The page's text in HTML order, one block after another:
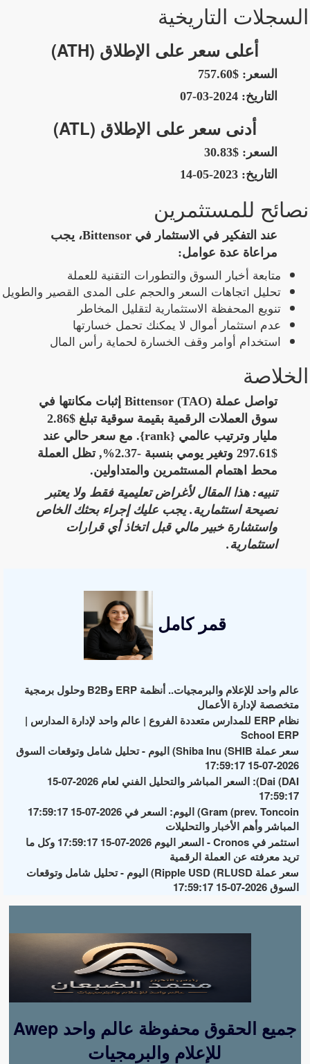
السجلات التاريخية
أعلى سعر على الإطلاق (ATH)
السعر: $757.60
التاريخ: 2024-03-07
أدنى سعر على الإطلاق (ATL)
السعر: $30.83
التاريخ: 2023-05-14
نصائح للمستثمرين
عند التفكير في الاستثمار في Bittensor، يجب
مراعاة عدة عوامل:
متابعة أخبار السوق والتطورات التقنية للعملة
تحليل اتجاهات السعر والحجم على المدى القصير والطويل
تنويع المحفظة الاستثمارية لتقليل المخاطر
عدم استثمار أموال لا يمكنك تحمل خسارتها
استخدام أوامر وقف الخسارة لحماية رأس المال
الخلاصة
تواصل عملة Bittensor (TAO) إثبات مكانتها في
سوق العملات الرقمية بقيمة سوقية تبلغ $2.86
مليار وترتيب عالمي {rank}. مع سعر حالي عند
$297.61 وتغير يومي بنسبة -2.37%, تظل العملة
محط اهتمام المستثمرين والمتداولين.
تنبيه: هذا المقال لأغراض تعليمية فقط ولا يعتبر
نصيحة استثمارية. يجب عليك إجراء بحثك الخاص
واستشارة خبير مالي قبل اتخاذ أي قرارات
استثمارية.
قمر كامل
عالم واحد للإعلام والبرمجيات.. أنظمة ERP وB2B وحلول برمجية
متخصصة لإدارة الأعمال
نظام ERP للمدارس متعددة الفروع | عالم واحد لإدارة المدارس |
School ERP
سعر عملة Shiba Inu (SHIB) اليوم - تحليل شامل وتوقعات السوق
2026-07-15 17:59:17
Dai (DAI): السعر المباشر والتحليل الفني لعام 2026-07-15
17:59:17
Gram (prev. Toncoin) اليوم: السعر في 2026-07-15 17:59:17
المباشر وأهم الأخبار والتحليلات
استثمر في Cronos - السعر اليوم 2026-07-15 17:59:17 وكل ما
تريد معرفته عن العملة الرقمية
سعر عملة Ripple USD (RLUSD) اليوم - تحليل شامل وتوقعات
السوق 2026-07-15 17:59:17
Awep جميع الحقوق محفوظة عالم واحد
للإعلام والبرمجيات